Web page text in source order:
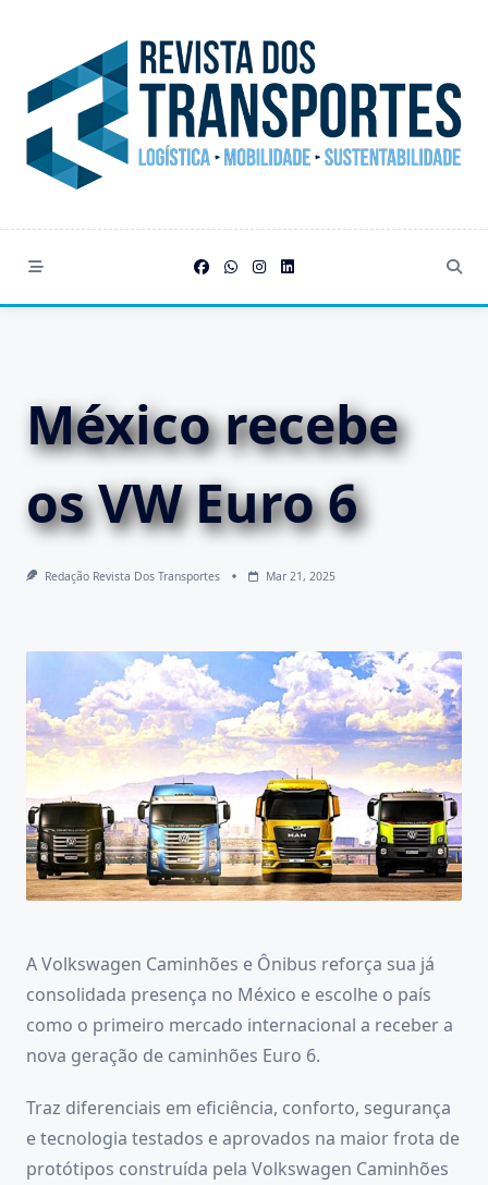
México recebe
os VW Euro 6
Redação Revista Dos Transportes Mar 21, 2025
A Volkswagen Caminhões e Ônibus reforça sua já
consolidada presença no México e escolhe o país
como o primeiro mercado internacional a receber a
nova geração de caminhões Euro 6.
Traz diferenciais em eficiência, conforto, segurança
e tecnologia testados e aprovados na maior frota de
protótipos construída pela Volkswagen Caminhões